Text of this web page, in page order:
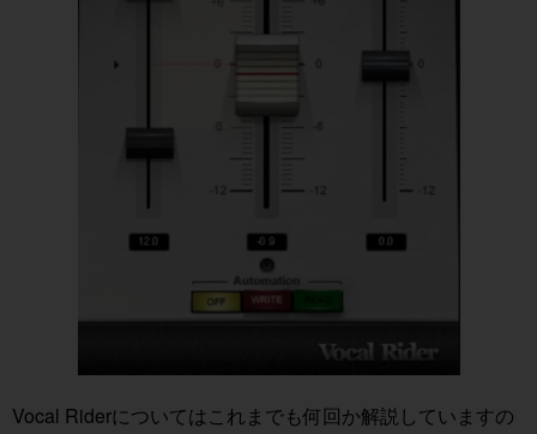
Vocal Riderについてはこれまでも何回か解説していますの